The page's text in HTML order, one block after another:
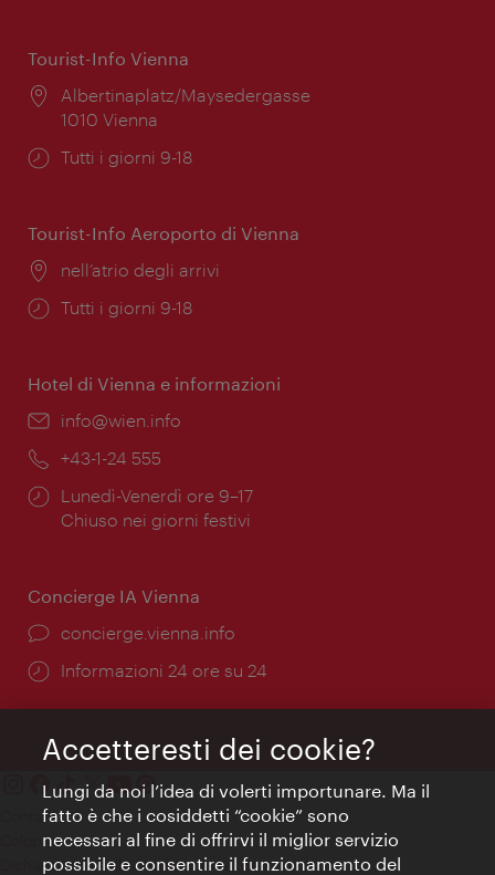
Tourist-Info Vienna
Posizione:
Albertinaplatz/Maysedergasse
1010 Vienna
Orari
Tutti i giorni 9-18
Tourist-Info Aeroporto di Vienna
Posizione:
nell’atrio degli arrivi
Orari
Tutti i giorni 9-18
Hotel di Vienna e informazioni
Email:
info@wien.info
Telefono:
+43-1-24 555
Orari
di
Lunedì-Venerdì ore 9–17
Chiuso nei giorni festivi
Concierge IA Vienna
Ort:
concierge.vienna.info
Öffnungszeiten:
Informazioni 24 ore su 24
Contatti
Colophon
Dichiarazione sulla protezione dei dati
Accetteresti dei cookie?
Lungi da noi l’idea di volerti importunare. Ma il
fatto è che i cosiddetti “cookie” sono
necessari al fine di offrirvi il miglior servizio
possibile e consentire il funzionamento del